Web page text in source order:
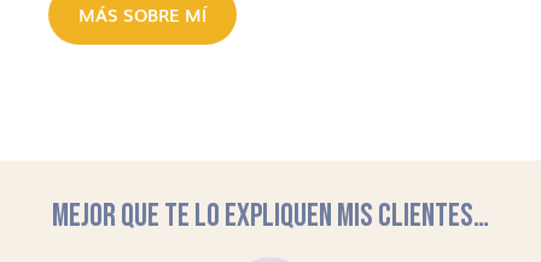
MÁS SOBRE MÍ
MEJOR QUE TE LO EXPLIQUEN MIS CLIENTES…